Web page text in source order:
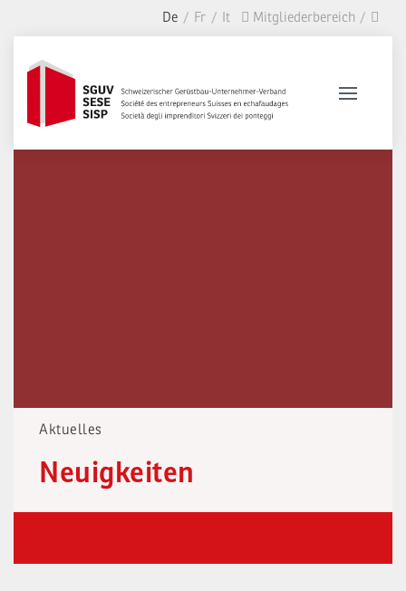
Mitgliederbereich
De Fr It
Aktuelles
Neuigkeiten